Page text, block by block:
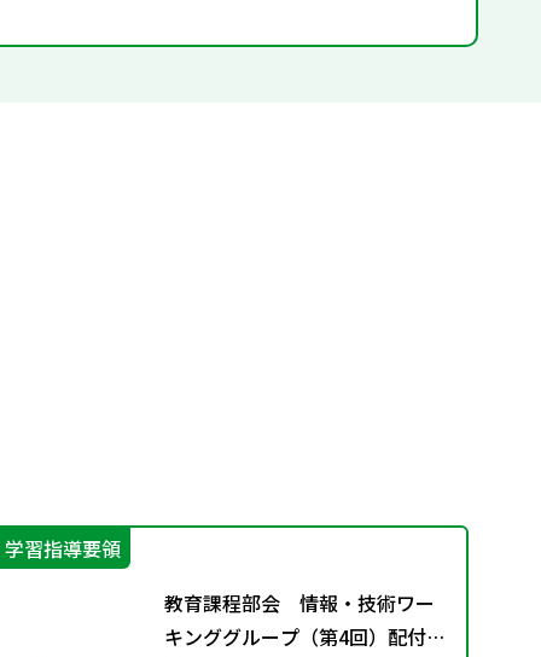
学習指導要領
教育課程部会 情報・技術ワー
キンググループ（第4回）配付資